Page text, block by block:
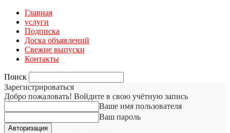
Главная
услуги
Подписка
Доска объявлений
Свежие выпуски
Контакты
Поиск
Зарегистрироваться
Добро пожаловать! Войдите в свою учётную запись
Ваше имя пользователя
Ваш пароль